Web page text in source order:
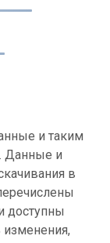
и таким
Данные и
в
доступны
изменения,